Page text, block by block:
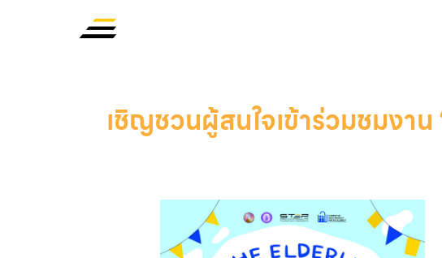
เชิญชวนผู้สนใจเข้าร่วมชมง